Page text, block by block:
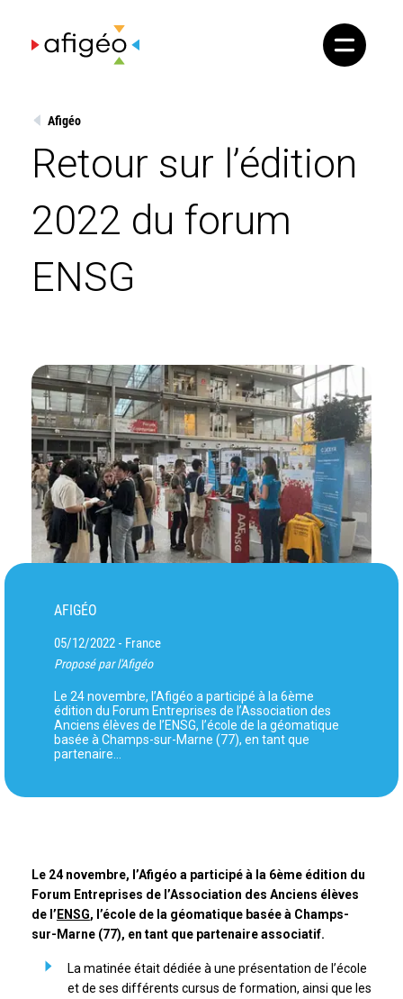
content
Afigéo
Retour sur l’édition
2022 du forum
ENSG
AFIGÉO
05/12/2022 - France
Proposé par l'Afigéo
Le 24 novembre, l’Afigéo a participé à la 6ème
édition du Forum Entreprises de l’Association des
Anciens élèves de l’ENSG, l’école de la géomatique
basée à Champs-sur-Marne (77), en tant que
partenaire…
Le 24 novembre, l’Afigéo a participé à la 6ème édition du
Forum Entreprises de l’Association des Anciens élèves
de l’ ENSG, l’école de la géomatique basée à Champs-
sur-Marne (77), en tant que partenaire associatif.
La matinée était dédiée à une présentation de l’école
et de ses différents cursus de formation, ainsi que les